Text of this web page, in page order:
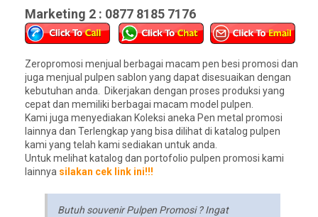
Marketing 2 : 0877 8185 7176
Zeropromosi menjual berbagai macam pen besi promosi dan
juga menjual pulpen sablon yang dapat disesuaikan dengan
kebutuhan anda. Dikerjakan dengan proses produksi yang
cepat dan memiliki berbagai macam model pulpen.
Kami juga menyediakan Koleksi aneka Pen metal promosi
lainnya dan Terlengkap yang bisa dilihat di katalog pulpen
kami yang telah kami sediakan untuk anda.
Untuk melihat katalog dan portofolio pulpen promosi kami
lainnya silakan cek link ini!!!
Butuh souvenir Pulpen Promosi ? Ingat